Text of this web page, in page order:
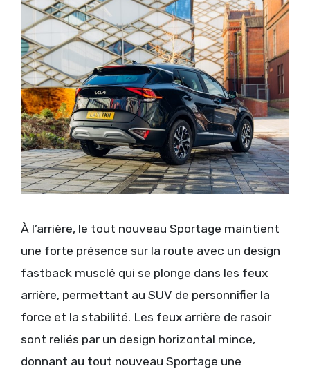
À l’arrière, le tout nouveau Sportage maintient
une forte présence sur la route avec un design
fastback musclé qui se plonge dans les feux
arrière, permettant au SUV de personnifier la
force et la stabilité. Les feux arrière de rasoir
sont reliés par un design horizontal mince,
donnant au tout nouveau Sportage une